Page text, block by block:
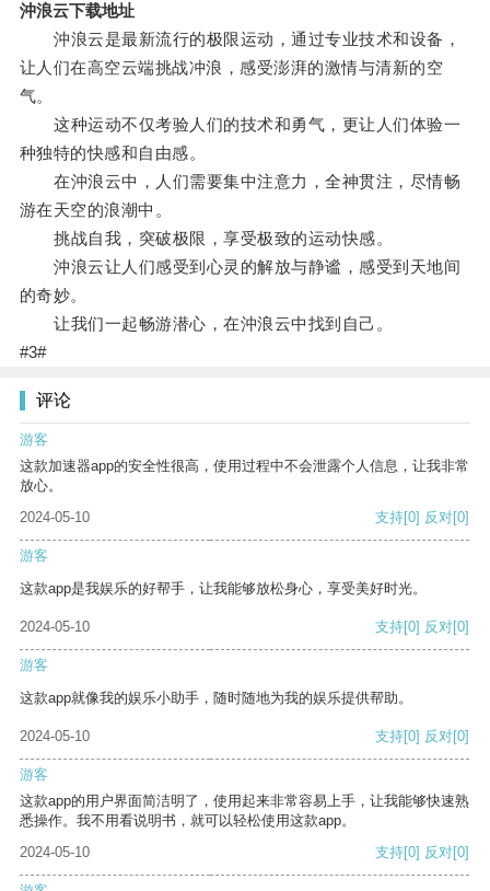
沖浪云下载地址
沖浪云是最新流行的极限运动，通过专业技术和设备，
让人们在高空云端挑战冲浪，感受澎湃的激情与清新的空
气。
这种运动不仅考验人们的技术和勇气，更让人们体验一
种独特的快感和自由感。
在沖浪云中，人们需要集中注意力，全神贯注，尽情畅
游在天空的浪潮中。
挑战自我，突破极限，享受极致的运动快感。
沖浪云让人们感受到心灵的解放与静谧，感受到天地间
的奇妙。
让我们一起畅游潜心，在沖浪云中找到自己。
#3#
评论
游客
这款加速器app的安全性很高，使用过程中不会泄露个人信息，让我非常
放心。
2024-05-10
支持[0] 反对[0]
游客
这款app是我娱乐的好帮手，让我能够放松身心，享受美好时光。
2024-05-10 支持[0] 反对[0]
游客
这款app就像我的娱乐小助手，随时随地为我的娱乐提供帮助。
2024-05-10 支持[0] 反对[0]
游客
这款app的用户界面简洁明了，使用起来非常容易上手，让我能够快速熟
悉操作。我不用看说明书，就可以轻松使用这款app。
2024-05-10
支持[0] 反对[0]